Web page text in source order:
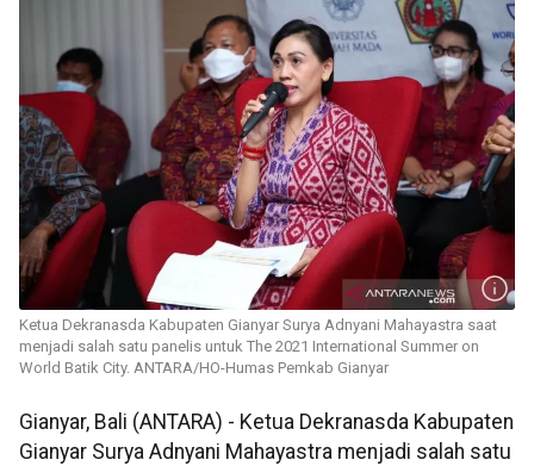
Ketua Dekranasda Kabupaten Gianyar Surya Adnyani Mahayastra saat
menjadi salah satu panelis untuk The 2021 International Summer on
World Batik City. ANTARA/HO-Humas Pemkab Gianyar
Gianyar, Bali (ANTARA) - Ketua Dekranasda Kabupaten
Gianyar Surya Adnyani Mahayastra menjadi salah satu